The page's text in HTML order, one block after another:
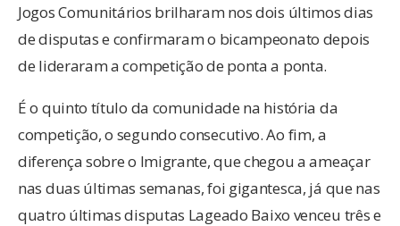
Jogos Comunitários brilharam nos dois últimos dias
de disputas e confirmaram o bicampeonato depois
de lideraram a competição de ponta a ponta.
É o quinto título da comunidade na história da
competição, o segundo consecutivo. Ao fim, a
diferença sobre o Imigrante, que chegou a ameaçar
nas duas últimas semanas, foi gigantesca, já que nas
quatro últimas disputas Lageado Baixo venceu três e